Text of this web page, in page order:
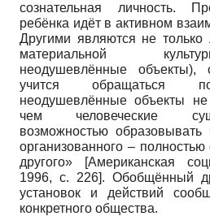
сознательная личность.
ребёнка идёт в активном
Другими являются не
материальной
неодушевлённые объекты),
учится обращаться
неодушевлённые объекты
чем человеческие
возможностью
организованного –
другого»
[Американская
1996, c. 226]. Обобщённый
установок и действий
конкретного общества.